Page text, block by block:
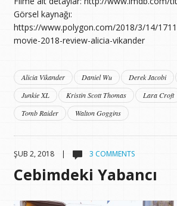
Görsel kaynağı:
https://www.polygon.com/2018/3/14/
movie-2018-review-alicia-vikander
Alicia Vikander Daniel Wu Derek Jacobi
Junkie XL
Kristin Scott Thomas Lara Croft
Tomb Raider
Walton Goggins
ŞUB 2, 2018 | 3 COMMENTS
Cebimdeki Yabancı